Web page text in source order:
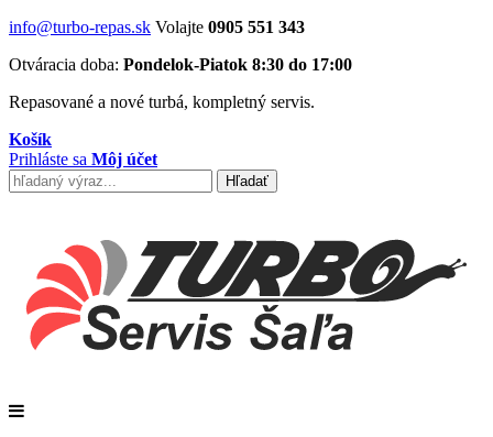
info@turbo-repas.sk Volajte 0905 551 343
Otváracia doba: Pondelok-Piatok 8:30 do 17:00
Repasované a nové turbá, kompletný servis.
Košík
Prihláste sa Môj účet